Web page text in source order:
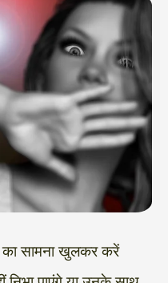
का सामना खुलकर करें